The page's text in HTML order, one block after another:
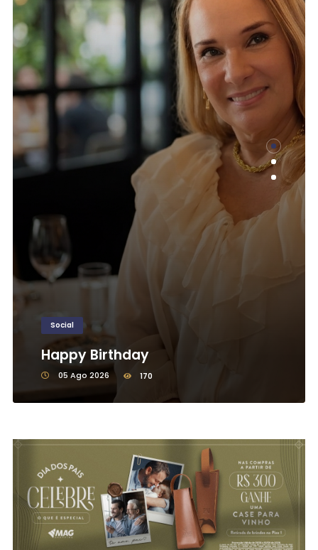
Social
Happy Birthday
05 Ago 2026 170